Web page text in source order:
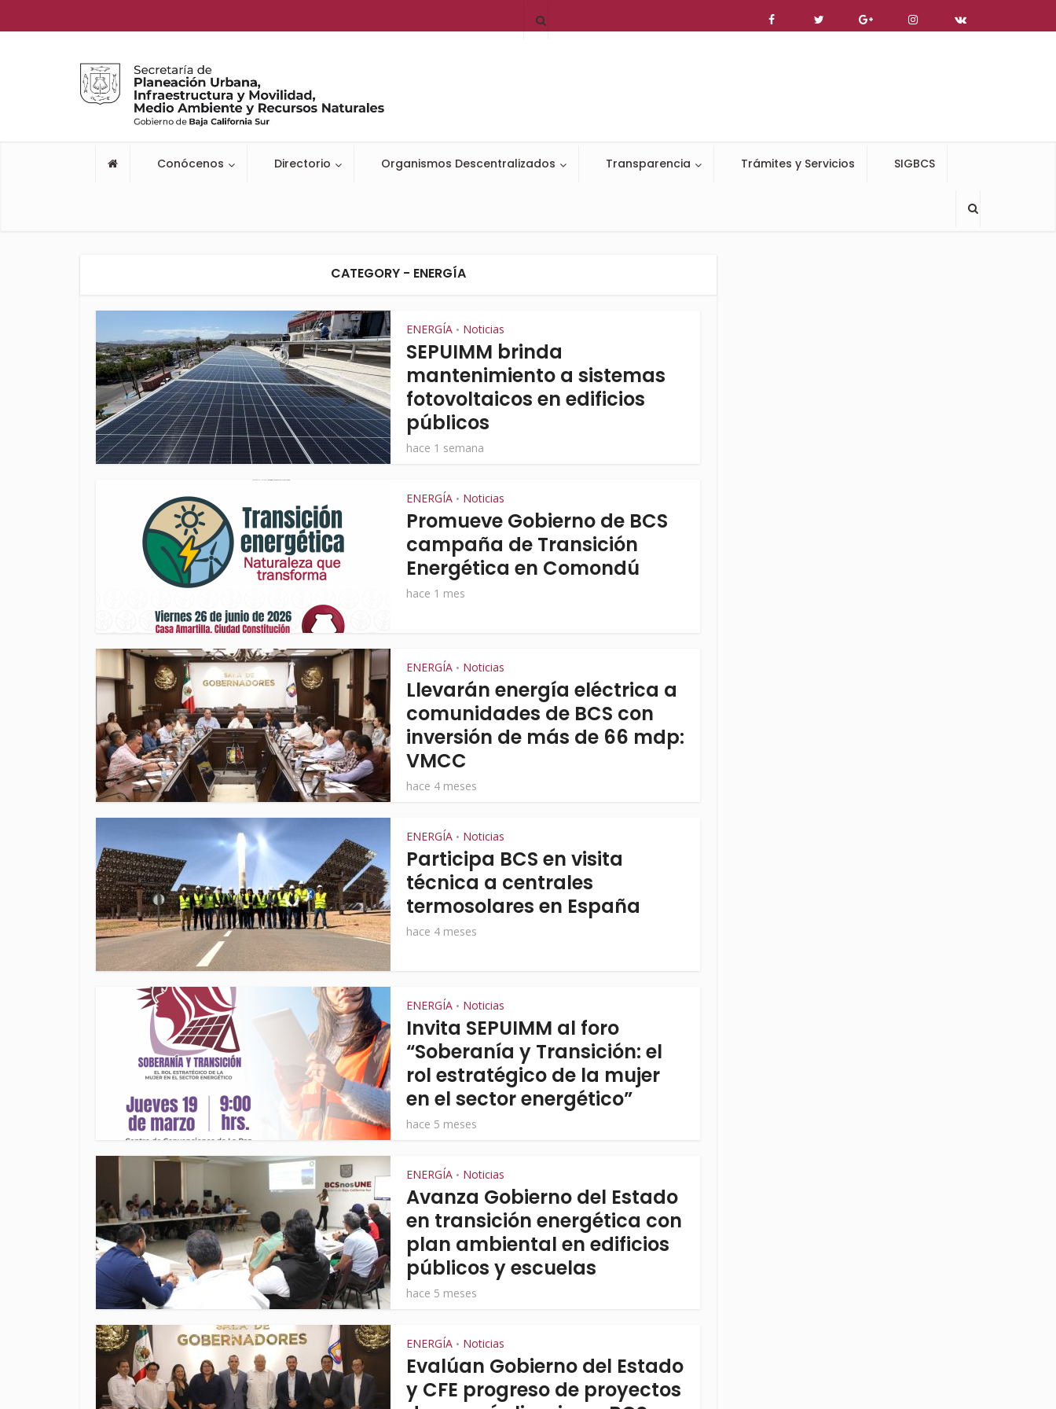
Conócenos Directorio Organismos Descentralizados Transparencia Trámites y Servicios SIGBCS
CATEGORY - ENERGÍA
ENERGÍA • Noticias
SEPUIMM brinda
mantenimiento a sistemas
fotovoltaicos en edificios
públicos
hace 1 semana
ENERGÍA • Noticias
Promueve Gobierno de BCS
campaña de Transición
Energética en Comondú
hace 1 mes
ENERGÍA • Noticias
Llevarán energía eléctrica a
comunidades de BCS con
inversión de más de 66 mdp:
VMCC
hace 4 meses
ENERGÍA • Noticias
Participa BCS en visita
técnica a centrales
termosolares en España
hace 4 meses
ENERGÍA • Noticias
Invita SEPUIMM al foro
“Soberanía y Transición: el
rol estratégico de la mujer
en el sector energético”
hace 5 meses
ENERGÍA • Noticias
Avanza Gobierno del Estado
en transición energética con
plan ambiental en edificios
públicos y escuelas
hace 5 meses
ENERGÍA • Noticias
Evalúan Gobierno del Estado
y CFE progreso de proyectos